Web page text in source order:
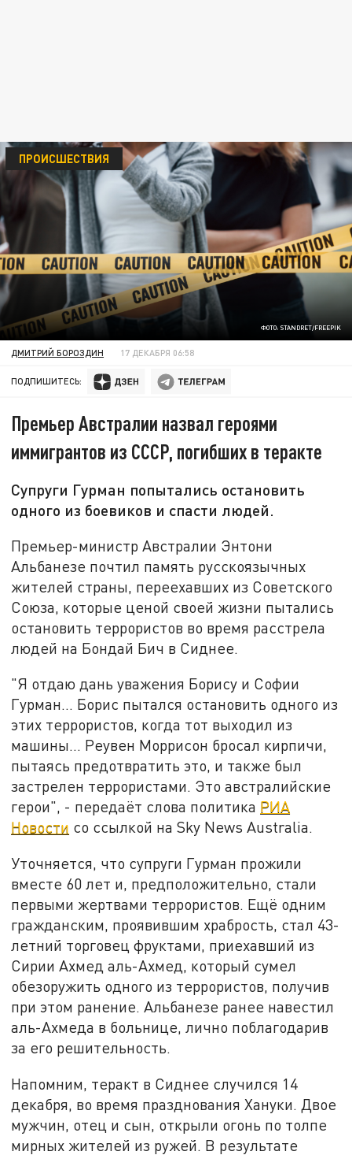
ФОТО: STANDRET/FREEPIK
ПРОИСШЕСТВИЯ
ДМИТРИЙ БОРОЗДИН 17 ДЕКАБРЯ 06:58
ПОДПИШИТЕСЬ:
Премьер Австралии назвал героями
иммигрантов из СССР, погибших в теракте
Супруги Гурман попытались остановить
одного из боевиков и спасти людей.
Премьер-министр Австралии Энтони
Альбанезе почтил память русскоязычных
жителей страны, переехавших из Советского
Союза, которые ценой своей жизни пытались
остановить террористов во время расстрела
людей на Бондай Бич в Сиднее.
"Я отдаю дань уважения Борису и Софии
Гурман... Борис пытался остановить одного из
этих террористов, когда тот выходил из
машины... Реувен Моррисон бросал кирпичи,
пытаясь предотвратить это, и также был
застрелен террористами. Это австралийские
герои", - передаёт слова политика РИА
Новости со ссылкой на Sky News Australia.
Уточняется, что супруги Гурман прожили
вместе 60 лет и, предположительно, стали
первыми жертвами террористов. Ещё одним
гражданским, проявившим храбрость, стал 43-
летний торговец фруктами, приехавший из
Сирии Ахмед аль-Ахмед, который сумел
обезоружить одного из террористов, получив
при этом ранение. Альбанезе ранее навестил
аль-Ахмеда в больнице, лично поблагодарив
за его решительность.
Напомним, теракт в Сиднее случился 14
декабря, во время празднования Хануки. Двое
мужчин, отец и сын, открыли огонь по толпе
мирных жителей из ружей. В результате